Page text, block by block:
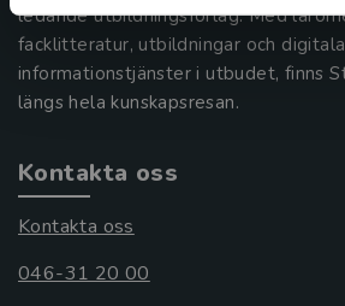
ledande utbildningsförlag. Med
facklitteratur, utbildningar och digitala
informationstjänster i utbudet, finns
längs hela kunskapsresan.
Kontakta oss
Kontakta oss
046-31 20 00